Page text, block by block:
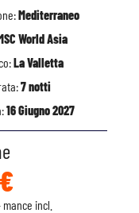
Mediterraneo
World Asia
La Valletta
7 notti
16 Giugno 2027
incl.